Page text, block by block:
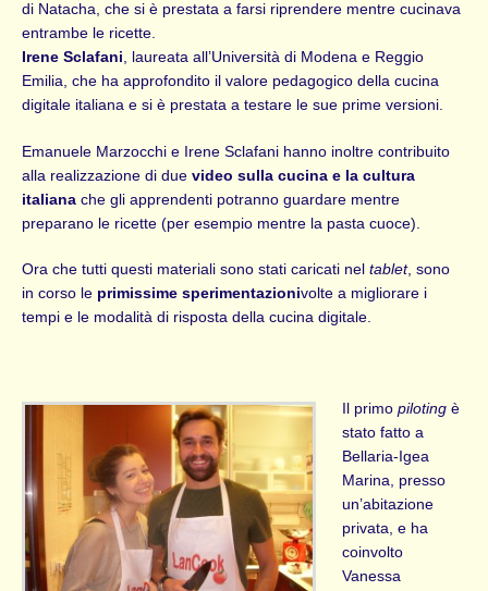
di Natacha, che si è prestata a farsi riprendere mentre cucinava
entrambe le ricette.
Irene Sclafani, laureata all’Università di Modena e Reggio
Emilia, che ha approfondito il valore pedagogico della cucina
digitale italiana e si è prestata a testare le sue prime versioni.
Emanuele Marzocchi e Irene Sclafani hanno inoltre contribuito
alla realizzazione di duevideo sulla cucina e la cultura
italiana che gli apprendenti potranno guardare mentre
preparano le ricette (per esempio mentre la pasta cuoce).
Ora che tutti questi materiali sono stati caricati neltablet, sono
in corso le primissime sperimentazionivolte a migliorare i
tempi e le modalità di risposta della cucina digitale.
Il primo piloting è
stato fatto a
Bellaria-Igea
Marina, presso
un’abitazione
privata, e ha
coinvolto
Vanessa